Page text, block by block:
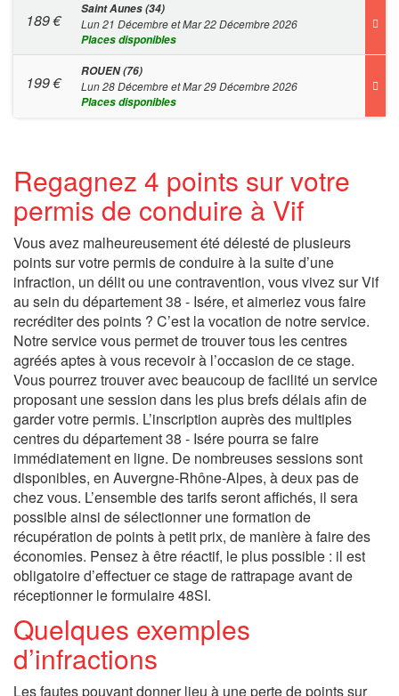
189€
Saint Aunes (34)
Lun 21 Décembre et Mar 22 Décembre 2026
Places disponibles
199€
ROUEN (76)
Lun 28 Décembre et Mar 29 Décembre 2026
Places disponibles
Regagnez 4 points sur votre
permis de conduire à Vif
Vous avez malheureusement été délesté de plusieurs
points sur votre permis de conduire à la suite d’une
infraction, un délit ou une contravention, vous vivez sur Vif
au sein du département 38 - Isére, et aimeriez vous faire
recréditer des points ? C’est la vocation de notre service.
Notre service vous permet de trouver tous les centres
agréés aptes à vous recevoir à l’occasion de ce stage.
Vous pourrez trouver avec beaucoup de facilité un service
proposant une session dans les plus brefs délais afin de
garder votre permis. L’inscription auprès des multiples
centres du département 38 - Isére pourra se faire
immédiatement en ligne. De nombreuses sessions sont
disponibles, en Auvergne-Rhône-Alpes, à deux pas de
chez vous. L’ensemble des tarifs seront affichés, il sera
possible ainsi de sélectionner une formation de
récupération de points à petit prix, de manière à faire des
économies. Pensez à être réactif, le plus possible : il est
obligatoire d’effectuer ce stage de rattrapage avant de
réceptionner le formulaire 48SI.
Quelques exemples
d’infractions
Les fautes pouvant donner lieu à une perte de points sur